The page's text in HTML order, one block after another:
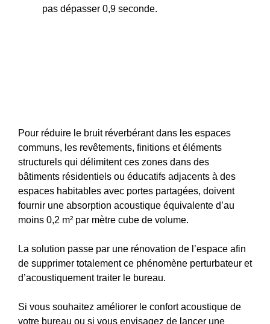
pas dépasser 0,9 seconde.
Pour réduire le bruit réverbérant dans les espaces
communs, les revêtements, finitions et éléments
structurels qui délimitent ces zones dans des
bâtiments résidentiels ou éducatifs adjacents à des
espaces habitables avec portes partagées, doivent
fournir une absorption acoustique équivalente d’au
moins 0,2 m² par mètre cube de volume.
La solution passe par une rénovation de l’espace afin
de supprimer totalement ce phénomène perturbateur et
d’acoustiquement traiter le bureau.
Si vous souhaitez améliorer le confort acoustique de
votre bureau ou si vous envisagez de lancer une